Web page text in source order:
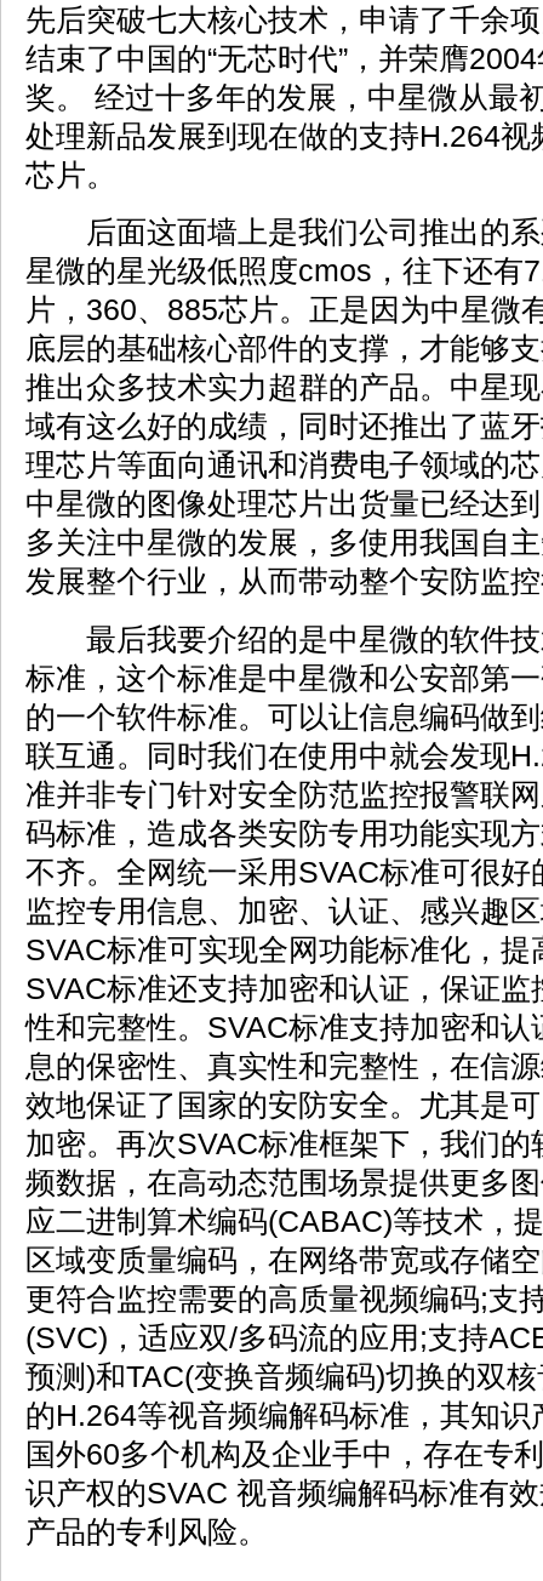
先后突破七大核心技术，申请了千余
结束了中国的“无芯时代”，并荣膺
奖。 经过十多年的发展，中星微从最
处理新品发展到现在做的支持H.264
芯片。
后面这面墙上是我们公司推出的系
星微的星光级低照度cmos，往下还有
片，360、885芯片。正是因为中星微
底层的基础核心部件的支撑，才能够
推出众多技术实力超群的产品。中星
域有这么好的成绩，同时还推出了蓝
理芯片等面向通讯和消费电子领域的
中星微的图像处理芯片出货量已经达
多关注中星微的发展，多使用我国自
发展整个行业，从而带动整个安防监
最后我要介绍的是中星微的软件技
标准，这个标准是中星微和公安部第
的一个软件标准。可以让信息编码做
联互通。同时我们在使用中就会发现
准并非专门针对安全防范监控报警联
码标准，造成各类安防专用功能实现
不齐。全网统一采用SVAC标准可很
监控专用信息、加密、认证、感兴趣
SVAC标准可实现全网功能标准化，
SVAC标准还支持加密和认证，保证
性和完整性。SVAC标准支持加密和
息的保密性、真实性和完整性，在信
效地保证了国家的安防安全。尤其是
加密。再次SVAC标准框架下，我们
频数据，在高动态范围场景提供更多
应二进制算术编码(CABAC)等技术，
区域变质量编码，在网络带宽或存储
更符合监控需要的高质量视频编码;支
(SVC)，适应双/多码流的应用;支持
预测)和TAC(变换音频编码)切换的双
的H.264等视音频编解码标准，其知
国外60多个机构及企业手中，存在专
识产权的SVAC 视音频编解码标准有
产品的专利风险。